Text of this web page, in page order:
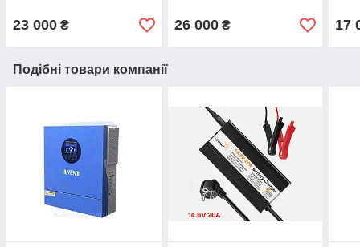
23 000 ₴ 26 000₴ 17
Подібні товари компанії